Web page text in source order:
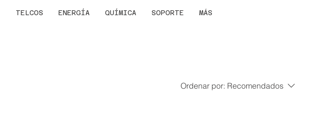
TELCOS ENERGÍA QUÍMICA SOPORTE MÁS
Ordenar por: Recomendados